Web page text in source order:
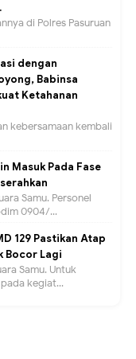
di Polres Pasuruan
dengan
Babinsa
Ketahanan
kebersamaan kembali
Masuk Pada Fase
Samu. Personel
0904/...
129 Pastikan Atap
Bocor Lagi
Samu. Untuk
kegiat...